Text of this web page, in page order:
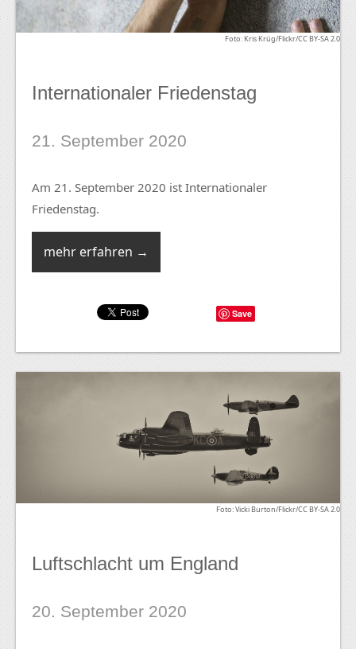
Foto: Kris Krüg/Flickr/CC BY-SA 2.0
Internationaler Friedenstag
21. September 2020
Am 21. September 2020 ist Internationaler
Friedenstag.
mehr erfahren →
Save
Foto: Vicki Burton/Flickr/CC BY-SA 2.0
Luftschlacht um England
20. September 2020